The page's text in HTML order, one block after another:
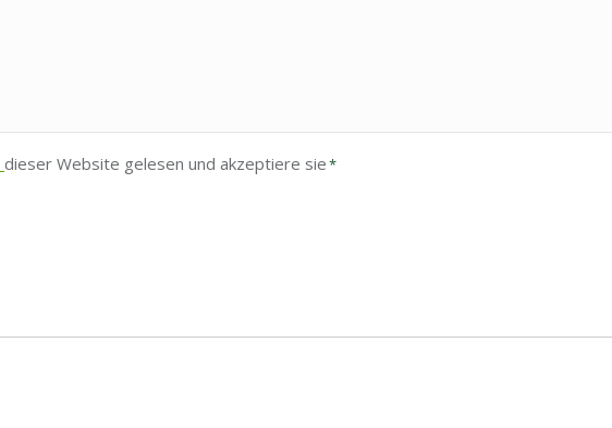
dieser Website gelesen und akzeptiere sie*